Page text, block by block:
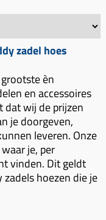
zadel hoes
èn
en accessoires
dat wij de prijzen
je doorgeven,
leveren. Onze
je, per
vinden. Dit geldt
zadels hoezen die je